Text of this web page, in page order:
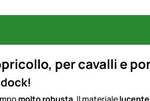
per cavalli e